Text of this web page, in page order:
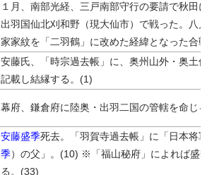
１月、南部光経、三戸南部守行の要請で秋田に
出羽国仙北刈和野（現大仙市）で戦った。八戸
家家紋を「二羽鶴」に改めた経緯となった合戦。
安藤氏、「時宗過去帳」に、奥州山外・奥土佐
記載し結縁する。(1)
幕府、鎌倉府に陸奥・出羽二国の管轄を命じる
安藤盛季死去。「羽賀寺過去帳」に「日本将軍
季）の父」。(10) ※「福山秘府」によれば盛季
る。(33)